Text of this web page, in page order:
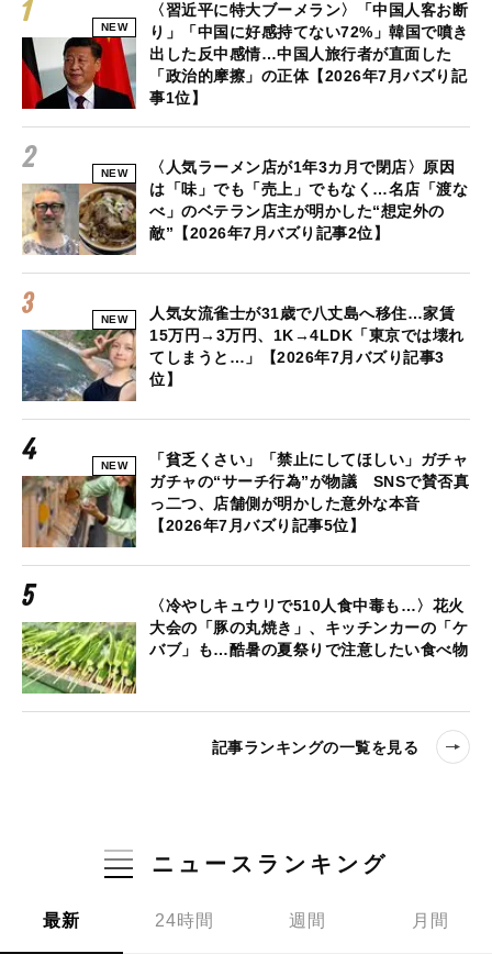
NEW
〈習近平に特大ブーメラン〉「中国人客お断
り」「中国に好感持てない72%」韓国で噴き
出した反中感情…中国人旅行者が直面した
「政治的摩擦」の正体【2026年7月バズり記
事1位】
NEW
〈人気ラーメン店が1年3カ月で閉店〉原因
は「味」でも「売上」でもなく…名店「渡な
べ」のベテラン店主が明かした“想定外の
敵”【2026年7月バズり記事2位】
NEW
人気女流雀士が31歳で八丈島へ移住…家賃
15万円→3万円、1K→4LDK「東京では壊れ
てしまうと…」【2026年7月バズり記事3
位】
NEW
「貧乏くさい」「禁止にしてほしい」ガチャ
ガチャの“サーチ行為”が物議 SNSで賛否真
っ二つ、店舗側が明かした意外な本音
【2026年7月バズり記事5位】
〈冷やしキュウリで510人食中毒も…〉花火
大会の「豚の丸焼き」、キッチンカーの「ケ
バブ」も…酷暑の夏祭りで注意したい食べ物
記事ランキングの一覧を見る
ニュースランキング
最新 24時間 週間 月間